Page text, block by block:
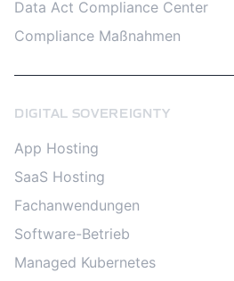
Data Act Compliance Center
Compliance Maßnahmen
DIGITAL SOVEREIGNTY
App Hosting
SaaS Hosting
Fachanwendungen
Software-Betrieb
Managed Kubernetes